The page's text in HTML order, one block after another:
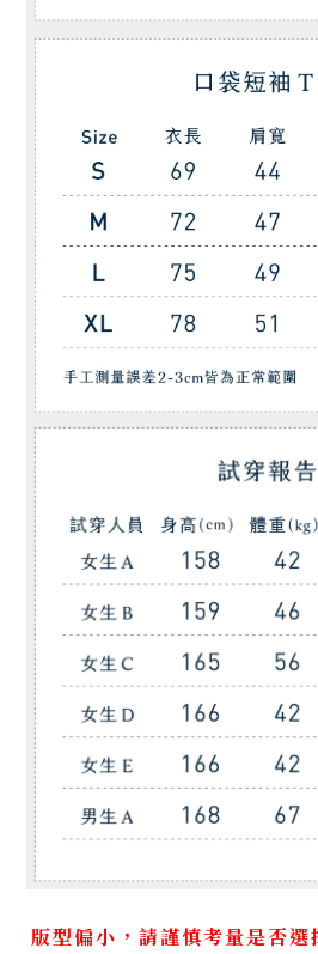
版型偏小，請謹慎考量是否選